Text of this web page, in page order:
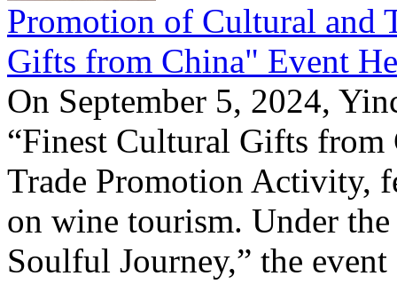
Promotion of Cultural and
Gifts from China" Event
On September 5, 2024,
“Finest Cultural Gifts from
Trade Promotion Activity,
on wine tourism. Under
Soulful Journey,” the